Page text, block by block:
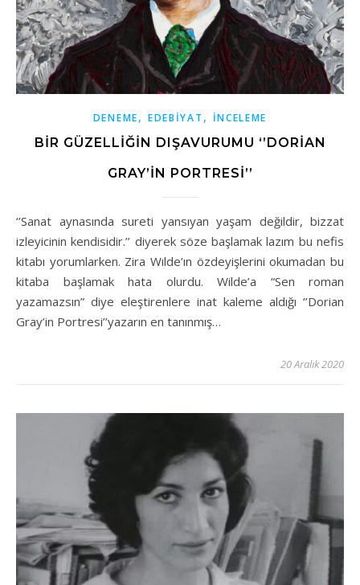
DENEME, EDEBIYAT , İNCELEME
BIR GÜZELLIĞIN DIŞAVURUMU ‘’DORIAN
GRAY’IN PORTRESI’’
‘’Sanat aynasında sureti yansıyan yaşam değildir, bizzat
izleyicinin kendisidir.’’ diyerek söze başlamak lazım bu nefis
kitabı yorumlarken. Zira Wılde’ın özdeyişlerini okumadan bu
kitaba başlamak hata olurdu. Wilde’a “Sen roman
yazamazsın” diye eleştirenlere inat kaleme aldığı ‘’Dorian
Gray’in Portresi’’yazarın en tanınmış…
20 Aralık 2020